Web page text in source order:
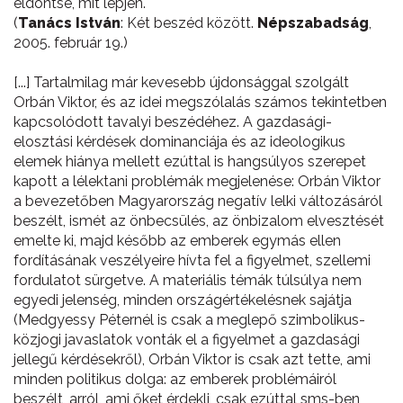
(Tanács István: Két beszéd között. Népszabadság,
2005. február 19.)
[...] Tartalmilag már kevesebb újdonsággal szolgált
Orbán Viktor, és az idei megszólalás számos tekintetben
kapcsolódott tavalyi beszédéhez. A gazdasági-
elosztási kérdések dominanciája és az ideologikus
elemek hiánya mellett ezúttal is hangsúlyos szerepet
kapott a lélektani problémák megjelenése: Orbán Viktor
a bevezetőben Magyarország negatív lelki változásáról
beszélt, ismét az önbecsülés, az önbizalom elvesztését
emelte ki, majd később az emberek egymás ellen
fordításának veszélyeire hívta fel a figyelmet, szellemi
fordulatot sürgetve. A materiális témák túlsúlya nem
egyedi jelenség, minden országértékelésnek sajátja
(Medgyessy Péternél is csak a meglepő szimbolikus-
közjogi javaslatok vonták el a figyelmet a gazdasági
jellegű kérdésekről), Orbán Viktor is csak azt tette, ami
minden politikus dolga: az emberek problémáiról
beszélt, arról, ami őket érdekli, csak ezúttal sms-ben